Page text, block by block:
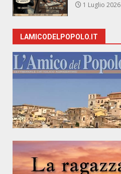
1 Luglio 2026
LAMICODELPOPOLO.IT